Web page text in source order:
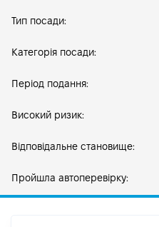
Тип посади:
Категорія посади:
Період подання:
Високий ризик:
Відповідальне становище:
Пройшла автоперевірку: